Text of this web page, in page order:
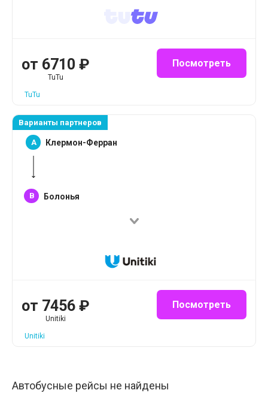
от 6710 ₽
TuTu
Посмотреть
TuTu
Варианты партнеров
A Клермон-Ферран
B Болонья
от 7456 ₽
Unitiki
Посмотреть
Unitiki
Автобусные рейсы не найдены